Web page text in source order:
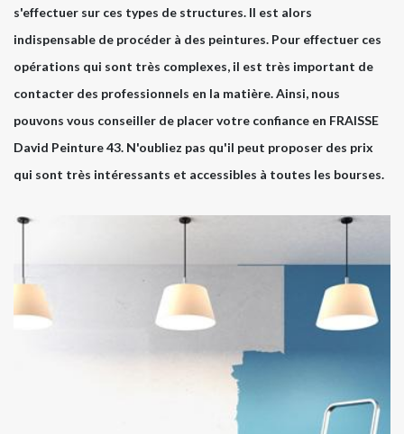
s'effectuer sur ces types de structures. Il est alors
indispensable de procéder à des peintures. Pour effectuer ces
opérations qui sont très complexes, il est très important de
contacter des professionnels en la matière. Ainsi, nous
pouvons vous conseiller de placer votre confiance en FRAISSE
David Peinture 43. N'oubliez pas qu'il peut proposer des prix
qui sont très intéressants et accessibles à toutes les bourses.